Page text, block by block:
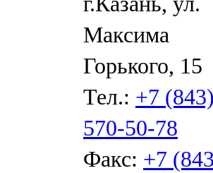
Максима
Горького, 15
Тел.: +7 (843)
570-50-78
Факс: +7